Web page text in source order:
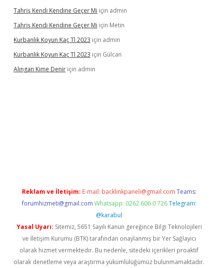
Tahriş Kendi Kendine Geçer Mi için admin
Tahriş Kendi Kendine Geçer Mi için Metin
Kurbanlık Koyun Kaç Tl 2023 için admin
Kurbanlık Koyun Kaç Tl 2023 için Gülcan
Alıngan Kime Denir için admin
Reklam ve İletişim: E-mail: backlinkpaneli@gmail.com Teams:
forumhizmeti@gmail.com Whatsapp: 0262 606 0 726 Telegram:
@karabul
Yasal Uyarı: Sitemiz, 5651 Sayılı Kanun gereğince Bilgi Teknolojileri
ve İletişim Kurumu (BTK) tarafından onaylanmış bir Yer Sağlayıcı
olarak hizmet vermektedir. Bu nedenle, sitedeki içerikleri proaktif
olarak denetleme veya araştırma yükümlülüğümüz bulunmamaktadır.